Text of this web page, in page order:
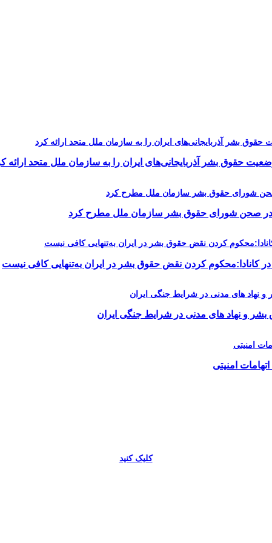
حقوق بشر آذربایجانی‌های ایران را به سازمان ملل متحد ارائه
در صحن شورای حقوق بشر سازمان ملل مطرح کرد
کانادا:محکوم کردن نقض حقوق بشر در ایران به‌تنهایی کافی نیست
بشر و نهاد های مدنی در شرایط جنگی ایران
امنیتی
کلیک کنید